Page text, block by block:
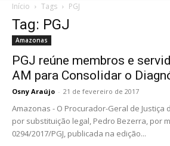
Início Tags PGJ
Tag: PGJ
Amazonas
PGJ reúne membros e
AM para Consolidar o
Osny Araújo - 21 de fevereiro de 2017
Amazonas - O Procurador-Geral de Justiça
por substituição legal, Pedro Bezerra, por
0294/2017/PGJ, publicada na edição...